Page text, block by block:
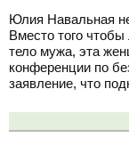
Юлия Навальная
Вместо того чтобы
тело мужа, эта
конференции по
заявление, что